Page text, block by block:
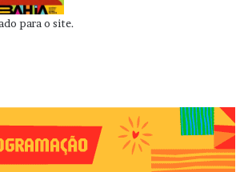
para o site.